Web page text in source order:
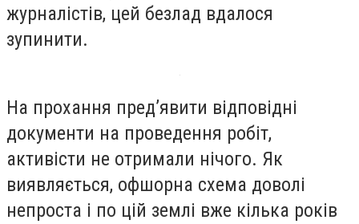
журналістів, цей безлад вдалося
зупинити.
На прохання пред’явити відповідні
документи на проведення робіт,
активісти не отримали нічого. Як
виявляється, офшорна схема доволі
непроста і по цій землі вже кілька років